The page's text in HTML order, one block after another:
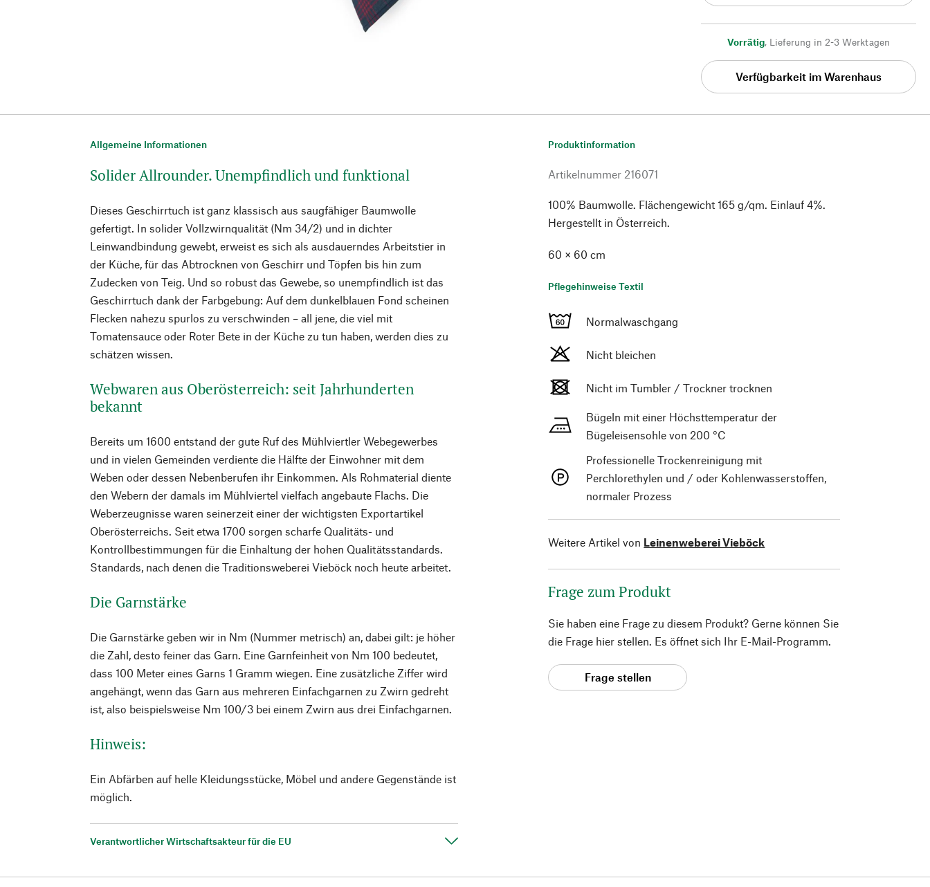
Vorrätig, Lieferung in 2-3 Werktagen
Verfügbarkeit im Warenhaus
Allgemeine Informationen
Solider Allrounder. Unempfindlich und funktional
Dieses Geschirrtuch ist ganz klassisch aus saugfähiger Baumwolle
gefertigt. In solider Vollzwirnqualität (Nm 34/2) und in dichter
Leinwandbindung gewebt, erweist es sich als ausdauerndes Arbeitstier in
der Küche, für das Abtrocknen von Geschirr und Töpfen bis hin zum
Zudecken von Teig. Und so robust das Gewebe, so unempfindlich ist das
Geschirrtuch dank der Farbgebung: Auf dem dunkelblauen Fond scheinen
Flecken nahezu spurlos zu verschwinden – all jene, die viel mit
Tomatensauce oder Roter Bete in der Küche zu tun haben, werden dies zu
schätzen wissen.
Webwaren aus Oberösterreich: seit Jahrhunderten
bekannt
Bereits um 1600 entstand der gute Ruf des Mühlviertler Webegewerbes
und in vielen Gemeinden verdiente die Hälfte der Einwohner mit dem
Weben oder dessen Nebenberufen ihr Einkommen. Als Rohmaterial diente
den Webern der damals im Mühlviertel vielfach angebaute Flachs. Die
Weberzeugnisse waren seinerzeit einer der wichtigsten Exportartikel
Oberösterreichs. Seit etwa 1700 sorgen scharfe Qualitäts- und
Kontrollbestimmungen für die Einhaltung der hohen Qualitätsstandards.
Standards, nach denen die Traditionsweberei Vieböck noch heute arbeitet.
Die Garnstärke
Die Garnstärke geben wir in Nm (Nummer metrisch) an, dabei gilt: je höher
die Zahl, desto feiner das Garn. Eine Garnfeinheit von Nm 100 bedeutet,
dass 100 Meter eines Garns 1 Gramm wiegen. Eine zusätzliche Ziffer wird
angehängt, wenn das Garn aus mehreren Einfachgarnen zu Zwirn gedreht
ist, also beispielsweise Nm 100/3 bei einem Zwirn aus drei Einfachgarnen.
Hinweis:
Ein Abfärben auf helle Kleidungsstücke, Möbel und andere Gegenstände ist
möglich.
Verantwortlicher Wirtschaftsakteur für die EU
Produktinformation
Artikelnummer 216071
100% Baumwolle. Flächengewicht 165 g/qm. Einlauf 4%.
Hergestellt in Österreich.
60 × 60 cm
Pflegehinweise Textil
Normalwaschgang
Nicht bleichen
Nicht im Tumbler / Trockner trocknen
Bügeln mit einer Höchsttemperatur der
Bügeleisensohle von 200 °C
Professionelle Trockenreinigung mit
Perchlorethylen und / oder Kohlenwasserstoffen,
normaler Prozess
Weitere Artikel von Leinenweberei Vieböck
Frage zum Produkt
Sie haben eine Frage zu diesem Produkt? Gerne können Sie
die Frage hier stellen. Es öffnet sich Ihr E-Mail-Programm.
Frage stellen